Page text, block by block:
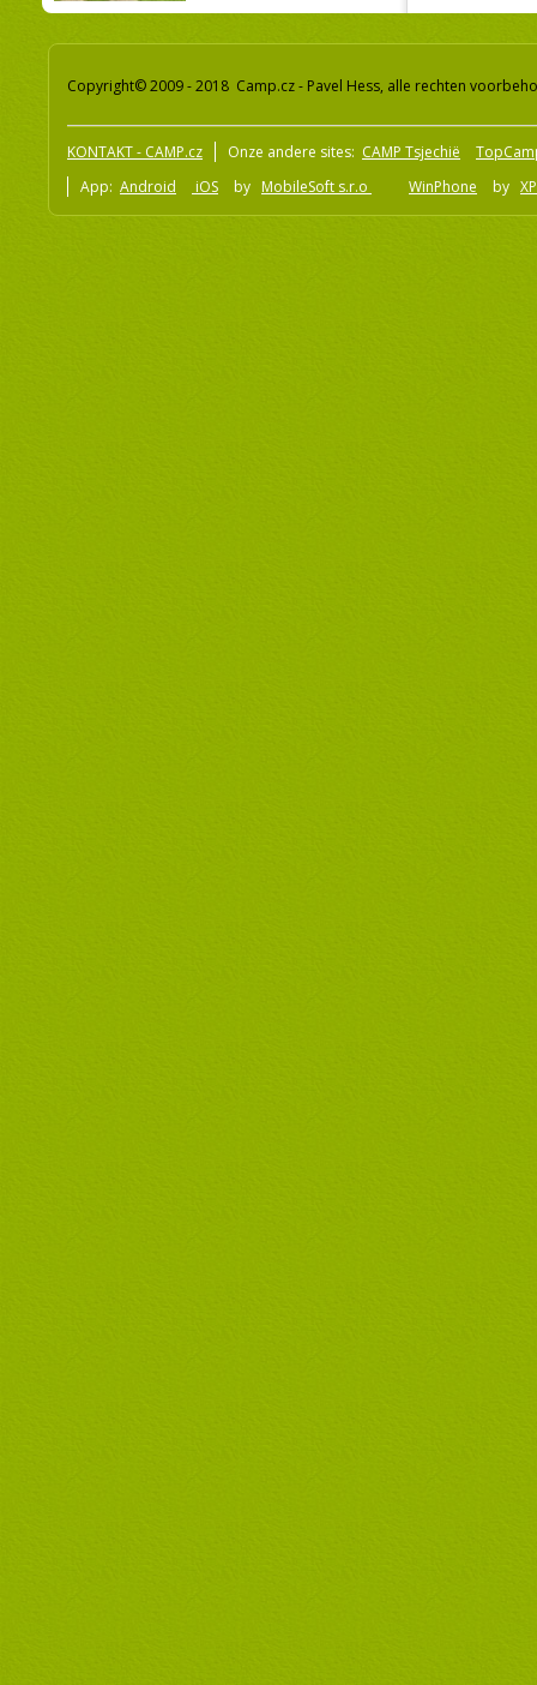
Copyright© 2009 - 2018 Camp.cz - Pavel Hess, alle rechten
KONTAKT - CAMP.cz Onze andere sites: CAMP Tsjechië
App: Android iOS by MobileSoft s.r.o WinPhone by